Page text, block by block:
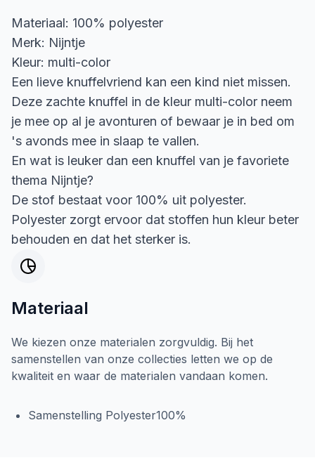
Materiaal: 100% polyester
Merk: Nijntje
Kleur: multi-color
Een lieve knuffelvriend kan een kind niet missen.
Deze zachte knuffel in de kleur multi-color neem
je mee op al je avonturen of bewaar je in bed om
's avonds mee in slaap te vallen.
En wat is leuker dan een knuffel van je favoriete
thema Nijntje?
De stof bestaat voor 100% uit polyester.
Polyester zorgt ervoor dat stoffen hun kleur beter
behouden en dat het sterker is.
Materiaal
We kiezen onze materialen zorgvuldig. Bij het
samenstellen van onze collecties letten we op de
kwaliteit en waar de materialen vandaan komen.
Samenstelling Polyester100%